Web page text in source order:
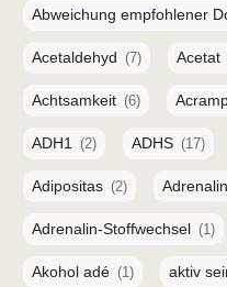
Abweichung empfohlener
Acetaldehyd (7) Acetat
Achtsamkeit (6)
ADH1 (2) ADHS (17)
Adipositas (2) Adrenalin
Adrenalin-Stoffwechsel (1)
Akohol adé (1) aktiv